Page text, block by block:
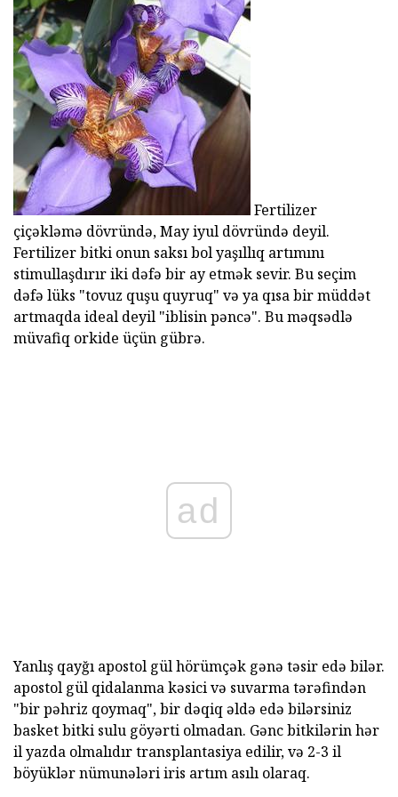
Fertilizer
çiçəkləmə dövründə, May iyul dövründə deyil.
Fertilizer bitki onun saksı bol yaşıllıq artımını
stimullaşdırır iki dəfə bir ay etmək sevir. Bu seçim
dəfə lüks "tovuz quşu quyruq" və ya qısa bir müddət
artmaqda ideal deyil "iblisin pəncə". Bu məqsədlə
müvafiq orkide üçün gübrə.
ad
Yanlış qayğı apostol gül hörümçək gənə təsir edə bilər.
apostol gül qidalanma kəsici və suvarma tərəfindən
"bir pəhriz qoymaq", bir dəqiq əldə edə bilərsiniz
basket bitki sulu göyərti olmadan. Gənc bitkilərin hər
il yazda olmalıdır transplantasiya edilir, və 2-3 il
böyüklər nümunələri iris artım asılı olaraq.